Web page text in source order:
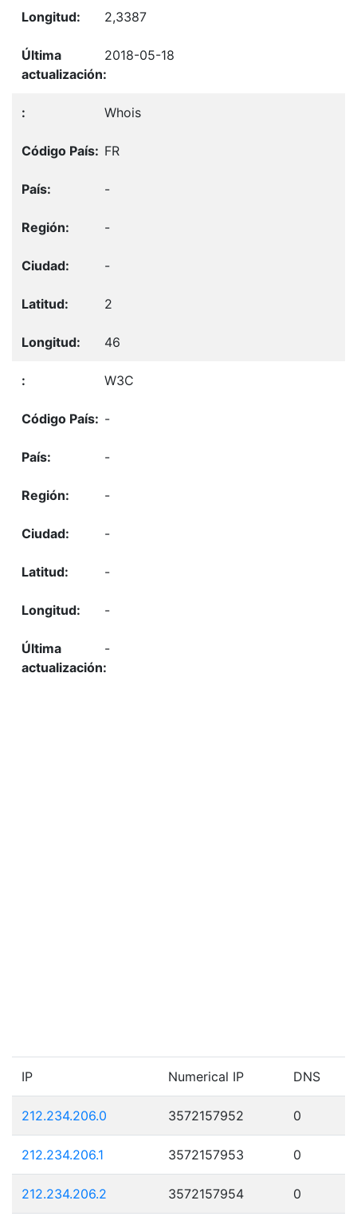
2,3387
2018-05-18
Whois
FR
-
-
-
2
46
W3C
-
-
-
-
-
-
-
IP Numerical IP DNS
212.234.206.0 3572157952 0
212.234.206.1 3572157953 0
212.234.206.2 3572157954 0